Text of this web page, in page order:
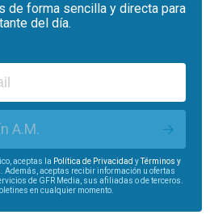
de forma sencilla y directa para
del día.
A.M.
aceptas la Política de Privacidad yTérminos y
Además, aceptas recibir información u ofertas
de GFR Media, sus afiliadas o de terceros.
en cualquier momento.